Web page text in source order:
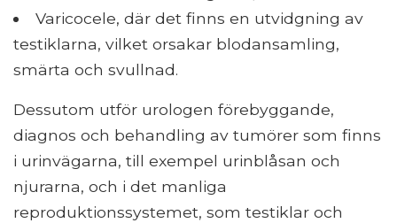
Varicocele, där det finns en utvidgning av
testiklarna, vilket orsakar blodansamling,
smärta och svullnad.
Dessutom utför urologen förebyggande,
diagnos och behandling av tumörer som finns
i urinvägarna, till exempel urinblåsan och
njurarna, och i det manliga
reproduktionssystemet, som testiklar och